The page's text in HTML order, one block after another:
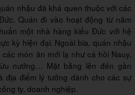
nhậu đã khá quen thuộc với các
Quán đi vào hoạt động từ năm
một nhà hàng kiểu Đức với hệ
kỳ hiện đại. Ngoài bia, quán nhậu
món ăn mới lạ như cá hồi Nauy,
nướng… Mặt bằng lên đến gần
địa điểm lý tưởng dành cho các sự
ty, doanh nghiệp.